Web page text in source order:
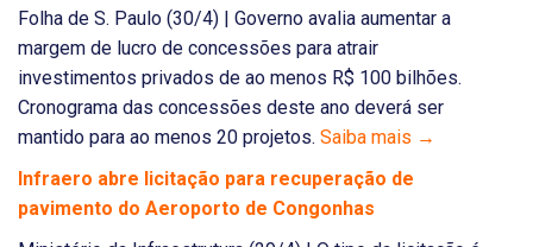
Folha de S. Paulo (30/4) | Governo avalia aumentar a
margem de lucro de concessões para atrair
investimentos privados de ao menos R$ 100 bilhões.
Cronograma das concessões deste ano deverá ser
mantido para ao menos 20 projetos. Saiba mais →
Infraero abre licitação para recuperação de
pavimento do Aeroporto de Congonhas